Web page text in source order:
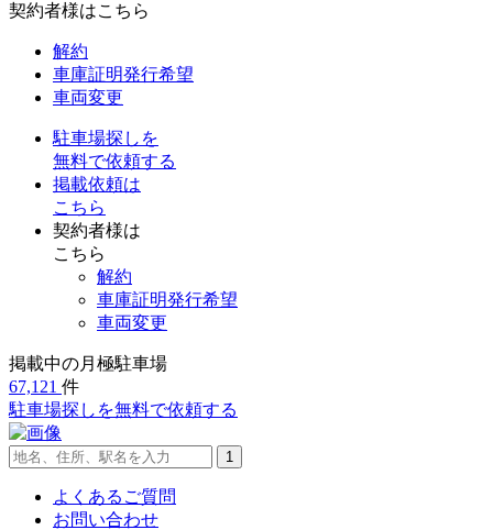
契約者様はこちら
解約
車庫証明発行希望
車両変更
駐車場探しを
無料で依頼する
掲載依頼は
こちら
契約者様は
こちら
解約
車庫証明発行希望
車両変更
掲載中の月極駐車場
67,121 件
駐車場探し を無料で依頼する
よくあるご質問
お問い合わせ